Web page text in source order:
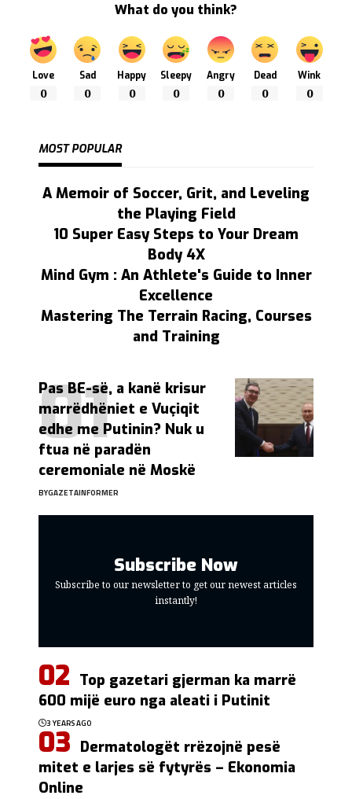
What do you think?
Love
0
Sad
0
Happy
0
Sleepy
0
Angry
0
Dead
0
Wink
0
MOST POPULAR
A Memoir of Soccer, Grit, and Leveling
the Playing Field
10 Super Easy Steps to Your Dream
Body 4X
Mind Gym : An Athlete's Guide to Inner
Excellence
Mastering The Terrain Racing, Courses
and Training
Pas BE-së, a kanë krisur
marrëdhëniet e Vuçiqit
edhe me Putinin? Nuk u
ftua në paradën
ceremoniale në Moskë
BYGAZETAINFORMER
Subscribe Now
Subscribe to our newsletter to get our newest articles
instantly!
Top gazetari gjerman ka marrë
600 mijë euro nga aleati i Putinit
3 YEARS AGO
Dermatologët rrëzojnë pesë
mitet e larjes së fytyrës – Ekonomia
Online